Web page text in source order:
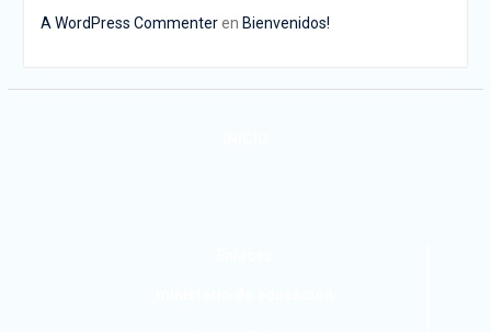
A WordPress Commenteren Bienvenidos!